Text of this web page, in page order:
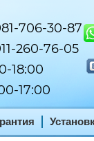
706-30-87
260-76-05
18:00
17:00